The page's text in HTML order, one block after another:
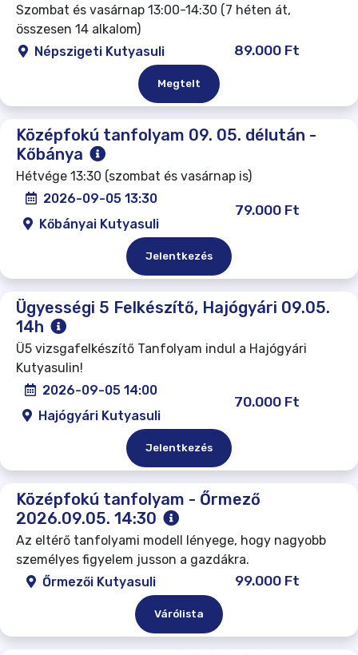
Szombat és vasárnap 13:00-14:30 (7 héten át,
összesen 14 alkalom)
Népszigeti Kutyasuli
89.000 Ft
Megtelt
Középfokú tanfolyam 09. 05. délután -
Kőbánya
Hétvége 13:30 (szombat és vasárnap is)
2026-09-05 13:30
Kőbányai Kutyasuli
79.000 Ft
Jelentkezés
Ügyességi 5 Felkészítő, Hajógyári 09.05.
14h
Ü5 vizsgafelkészítő Tanfolyam indul a Hajógyári
Kutyasulin!
2026-09-05 14:00
Hajógyári Kutyasuli
70.000 Ft
Jelentkezés
Középfokú tanfolyam - Őrmező
2026.09.05. 14:30
Az eltérő tanfolyami modell lényege, hogy nagyobb
személyes figyelem jusson a gazdákra.
Őrmezői Kutyasuli
99.000 Ft
Várólista